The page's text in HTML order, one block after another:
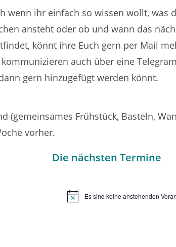
wenn ihr einfach so wissen wollt, was
ansteht oder ob und wann das
könnt ihre Euch gern per Mail
auch über eine
gern hinzugefügt werden könnt.
(gemeinsames Frühstück, Basteln,
vorher.
Die nächsten Termine
H
Es sind keine anstehenden